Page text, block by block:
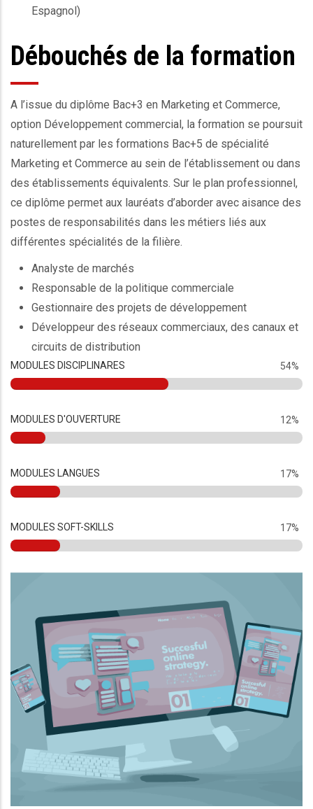
Espagnol)
Débouchés de la formation
A l’issue du diplôme Bac+3 en Marketing et Commerce,
option Développement commercial, la formation se poursuit
naturellement par les formations Bac+5 de spécialité
Marketing et Commerce au sein de l’établissement ou dans
des établissements équivalents. Sur le plan professionnel,
ce diplôme permet aux lauréats d’aborder avec aisance des
postes de responsabilités dans les métiers liés aux
différentes spécialités de la filière.
Analyste de marchés
Responsable de la politique commerciale
Gestionnaire des projets de développement
Développeur des réseaux commerciaux, des canaux et
circuits de distribution
MODULES DISCIPLINARES 54%
MODULES D'OUVERTURE 12%
MODULES LANGUES 17%
MODULES SOFT-SKILLS 17%